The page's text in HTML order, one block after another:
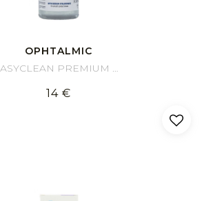
OPHTALMIC
EASYCLEAN PREMIUM 400 ml
14 €